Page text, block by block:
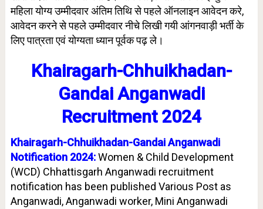
महिला योग्य उम्मीदवार अंतिम तिथि से पहले ऑनलाइन आवेदन करे,
आवेदन करने से पहले उम्मीदवार नीचे लिखी गयी आंगनवाड़ी भर्ती के
लिए पात्रता एवं योग्यता ध्यान पूर्वक पढ़ ले।
Khairagarh-Chhuikhadan-
Gandai Anganwadi
Recruitment 2024
Khairagarh-Chhuikhadan-Gandai Anganwadi
Notification 2024: Women & Child Development
(WCD) Chhattisgarh Anganwadi recruitment
notification has been published Various Post as
Anganwadi, Anganwadi worker, Mini Anganwadi